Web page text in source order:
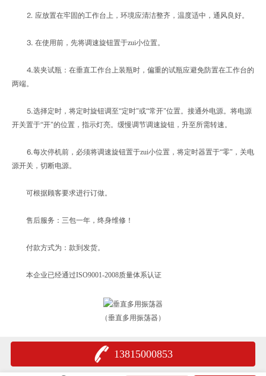
⒉ 应放置在牢固的工作台上，环境应清洁整齐，温度适中，通风良好。
⒊ 在使用前，先将调速旋钮置于zui小位置。
⒋装夹试瓶：在垂直工作台上装瓶时，偏重的试瓶应避免防置在工作台的
两端。
⒌选择定时，将定时旋钮调至“定时"或“常开"位置。接通外电源。将电源
开关置于“开"的位置，指示灯亮。缓慢调节调速旋钮，升至所需转速。
⒍每次停机前，必须将调速旋钮置于zui小位置，将定时器置于“零"，关电
源开关，切断电源。
可根据顾客要求进行订做。
售后服务：三包一年，终身维修！
付款方式为：款到发货。
本企业已经通过ISO9001-2008质量体系认证
（垂直多用振荡器）
13815000853